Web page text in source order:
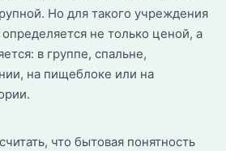
Но для такого учреждения
не только ценой, а
в группе, спальне,
на пищеблоке или на
что бытовая понятность